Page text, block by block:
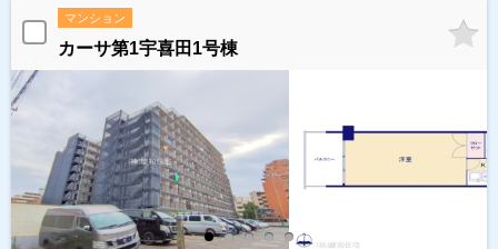
マンション
カーサ第1宇喜田1号棟